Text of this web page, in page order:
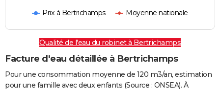
Prix à Bertrichamps Moyenne nationale
Qualité de l'eau du robinet à Bertrichamps
Facture d'eau détaillée à Bertrichamps
Pour une consommation moyenne de 120 m3/an, estimation
pour une famille avec deux enfants (Source : ONSEA). À